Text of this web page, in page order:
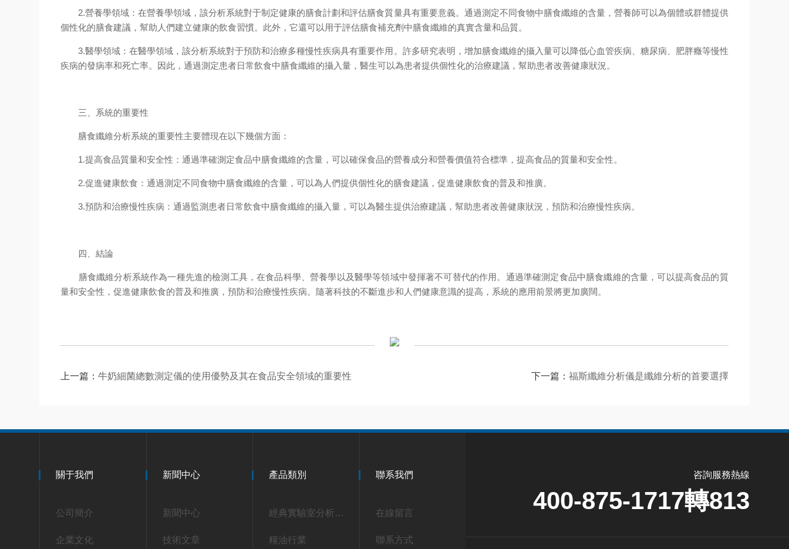
2.營養學領域：在營養學領域，該分析系統對于制定健康的膳食計劃和評估膳食質量具有重要意義。通過測定不同食物中膳食纖維的含量，營養師可以為個體或群體提供
個性化的膳食建議，幫助人們建立健康的飲食習慣。此外，它還可以用于評估膳食補充劑中膳食纖維的真實含量和品質。
3.醫學領域：在醫學領域，該分析系統對于預防和治療多種慢性疾病具有重要作用。許多研究表明，增加膳食纖維的攝入量可以降低心血管疾病、糖尿病、肥胖癥等慢性
疾病的發病率和死亡率。因此，通過測定患者日常飲食中膳食纖維的攝入量，醫生可以為患者提供個性化的治療建議，幫助患者改善健康狀況。
三、系統的重要性
膳食纖維分析系統的重要性主要體現在以下幾個方面：
1.提高食品質量和安全性：通過準確測定食品中膳食纖維的含量，可以確保食品的營養成分和營養價值符合標準，提高食品的質量和安全性。
2.促進健康飲食：通過測定不同食物中膳食纖維的含量，可以為人們提供個性化的膳食建議，促進健康飲食的普及和推廣。
3.預防和治療慢性疾病：通過監測患者日常飲食中膳食纖維的攝入量，可以為醫生提供治療建議，幫助患者改善健康狀況，預防和治療慢性疾病。
四、結論
膳食纖維分析系統作為一種先進的檢測工具，在食品科學、營養學以及醫學等領域中發揮著不可替代的作用。通過準確測定食品中膳食纖維的含量，可以提高食品的質
量和安全性，促進健康飲食的普及和推廣，預防和治療慢性疾病。隨著科技的不斷進步和人們健康意識的提高，系統的應用前景將更加廣闊。
上一篇：牛奶細菌總數測定儀的使用優勢及其在食品安全領域的重要性 下一篇： 福斯纖維分析儀是纖維分析的首要選擇
關于我們
公司簡介
企業文化
新聞中心
新聞中心
技術文章
產品類別
經典實驗室分析解決方案
糧油行業
聯系我們
在線留言
聯系方式
咨詢服務熱線
400-875-1717轉813